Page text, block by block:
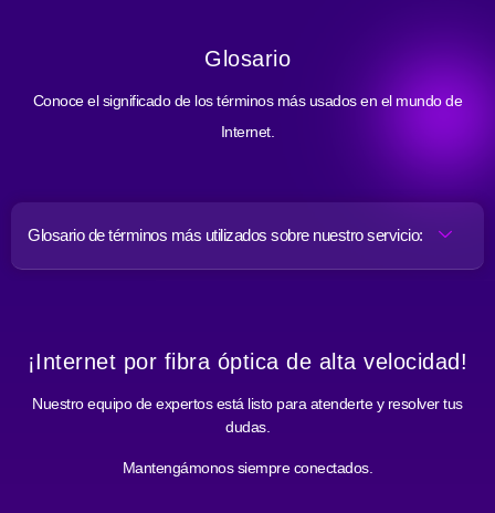
Glosario
Conoce el significado de los términos más usados en el mundo de
Internet.
Glosario de términos más utilizados sobre nuestro servicio:
¡Internet por fibra óptica de alta velocidad!
Nuestro equipo de expertos está listo para atenderte y resolver tus
dudas.
Mantengámonos siempre conectados.